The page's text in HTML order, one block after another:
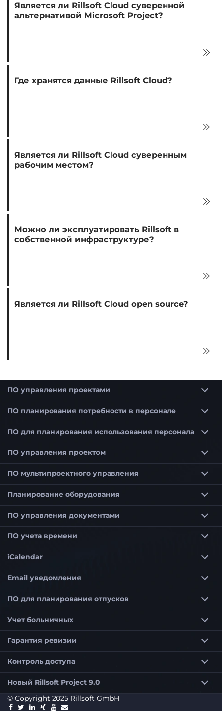
Является ли Rillsoft Cloud суверенной
альтернативой Microsoft Project?
Где хранятся данные Rillsoft Cloud?
Является ли Rillsoft Cloud суверенным
рабочим местом?
Можно ли эксплуатировать Rillsoft в
собственной инфраструктуре?
Является ли Rillsoft Cloud open source?
ПО управления проектами
ПО планирования потребности в персонале
ПО для планирования использования персонала
ПО управления проектом
ПО мультипроектного управления
Планирование оборудования
ПО управления документами
ПО учета времени
iCalendar
Email уведомления
ПО для планирования отпусков
Учет больничных
Гарантия ревизии
Контроль доступа
Новый Rillsoft Project 9.0
© Copyright 2025 Rillsoft GmbH